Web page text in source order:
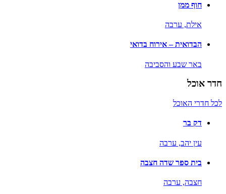
חוף ממן
אילת, ערבה
הבדואית – אירוח בדואי
באר שבע והסביבה
חדר אוכל
לכל חדרי האוכל
דק בר
עין יהב, ערבה
בית ספר שדה חצבה
חצבה, ערבה